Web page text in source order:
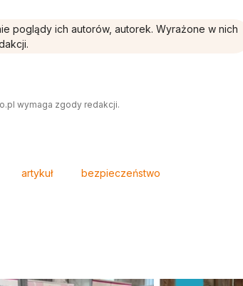
poglądy ich autorów, autorek. Wyrażone w nich
wymaga zgody redakcji.
artykuł bezpieczeństwo